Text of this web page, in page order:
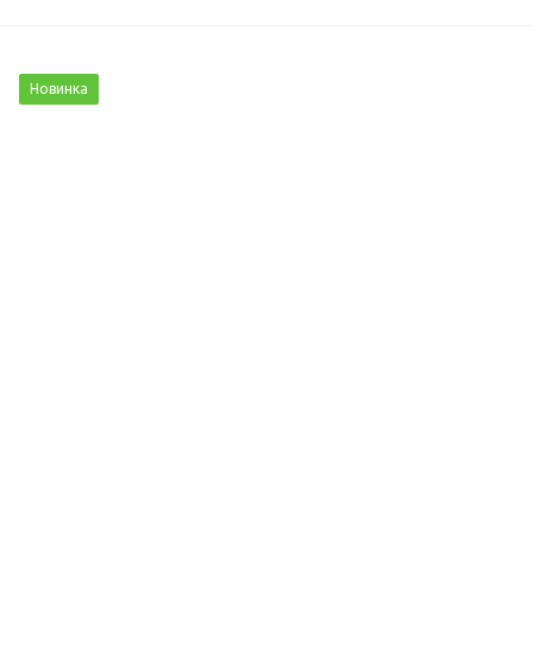
Новинка